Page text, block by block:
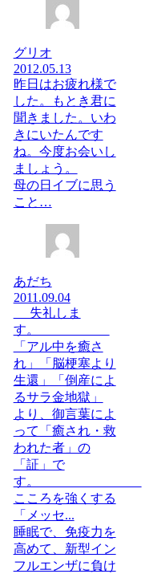
グリオ
2012.05.13
昨日はお疲れ様で
した。もとき君に
聞きました。いわ
きにいたんです
ね。今度お会いし
ましょう。
母の日イブに思う
こと…
あだち
2011.09.04
失礼しま
す。
「アル中を癒さ
れ」「脳梗塞より
生還」「倒産によ
るサラ金地獄」
より、御言葉によ
って「癒され・救
われた者」の
「証」で
す。
こころを強くする
「メッセ...
睡眠で、免疫力を
高めて、新型イン
フルエンザに負け